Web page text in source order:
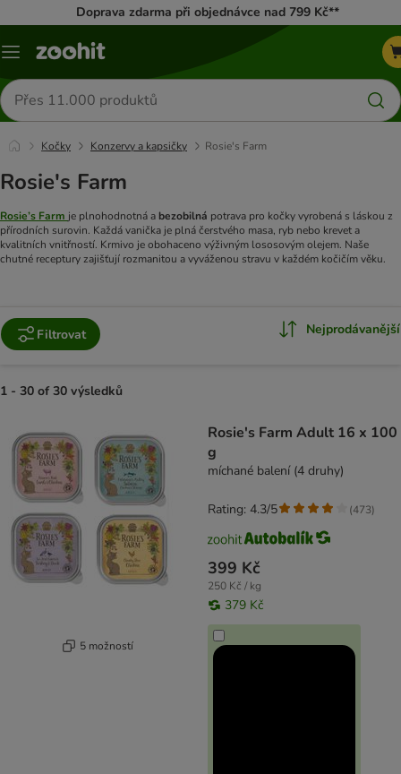
Doprava zdarma při objednávce nad 799 Kč**
Menu
Hledat
produkty
Kočky Konzervy a kapsičky Rosie's Farm
Rosie's Farm
Rosie’s Farm je plnohodnotná a bezobilná potrava pro kočky vyrobená s láskou z
přírodních surovin. Každá vanička je plná čerstvého masa, ryb nebo krevet a
kvalitních vnitřností. Krmivo je obohaceno výživným lososovým olejem. Naše
chutné receptury zajišťují rozmanitou a vyváženou stravu v každém kočičím věku.
Filtrovat Nejprodávanější
1 - 30 of 30 výsledků
5 možností
Rosie's Farm Adult 16 x 100
g
míchané balení (4 druhy)
399 Kč
250 Kč / kg
379 Kč
Rating: 4.3/5 (473)